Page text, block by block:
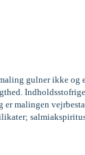
gulner ikke
malingen